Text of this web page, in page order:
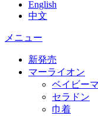
English
中文
メニュー
新発売
マーライオン
ベイビー
セラドン
巾着